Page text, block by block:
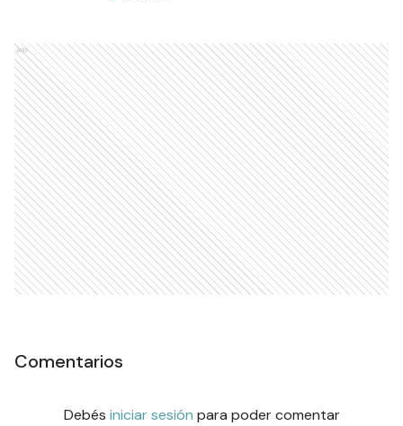
Ads
Comentarios
Debés iniciar sesión para poder comentar